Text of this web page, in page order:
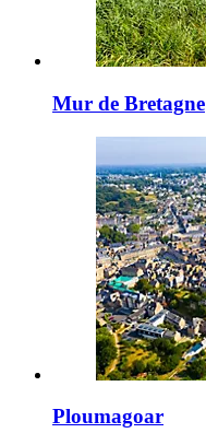
Mur de Bretagne
Ploumagoar